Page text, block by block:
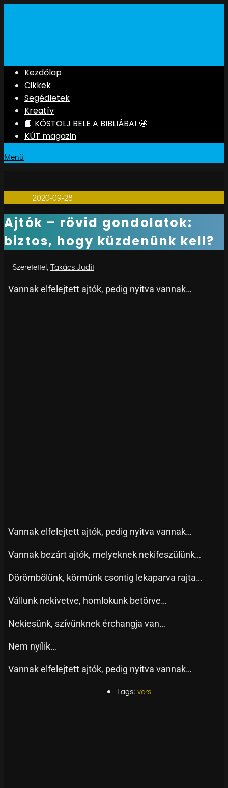
Kezdőlap
Cikkek
Segédletek
Kreatív
📘 KÓSTOLJ BELE A BIBLIÁBA! 🤩
KÚT magazin
Menü
2020-09-28
Ajtók – rövid gondolatok:
biztos, hogy küzdenünk kell?
Takács Judit
Vannak elfelejtett ajtók, pedig nyitva vannak…
Vannak elfelejtett ajtók, pedig nyitva vannak…
Vannak bezárt ajtók, melyeknek nekifeszülünk…
Dörömbölünk, körmünk csontig lekaparva rajta…
Vállunk nekivetve, homlokunk betörve…
Nekiesünk, szívünknek érchangja van…
Nem nyílik…
Vannak elfelejtett ajtók, pedig nyitva vannak…
Tags: vers